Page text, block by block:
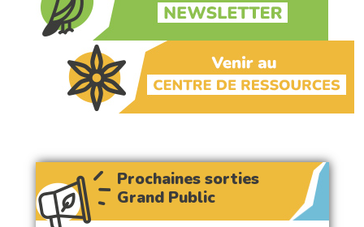
Prochaines sorties
Grand Public